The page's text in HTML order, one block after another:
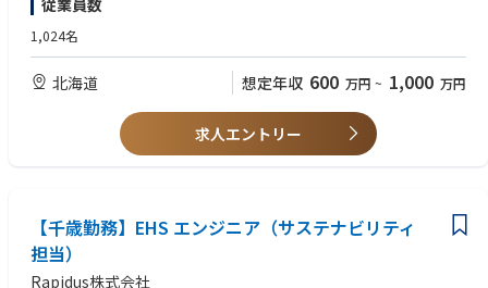
■参考動画・記事
＜記事＞
参考①：新たなコンセプトで先端ロジック半導体製造へ：ラピダスの小池
淳義社長に聞く
参考①：【半導体2023】今さら聞けない『Rapidusは何をやっている？』
構築する!
https://www.youtube.com/watch?v=A1klwk6z2Qw
務。
4. 廃棄物処理業者の管理業務。
5. 廃棄物に関する各種法規制等の対応・推進業務。
6. 廃棄物ゼロエミッションの推進業務。
【尚可】
・廃棄物管理に関する経験
防止管理者、廃棄物処理技術者等)があると望ましい
・ISO14001に関する知識を有すると望ましい
・水リサイクルの立ち上げ/実務経験者
・廃棄物処理施設の計画・運用の実務経験者
・廃棄物ゼロエミッション対応経験者（UL2799認定取得等）
従業員数
1,024名
北海道 想定年収 600 万円 ~ 1,000 万円
求人エントリー
【千歳勤務】EHS エンジニア（サステナビリティ
担当）
Rapidus株式会社